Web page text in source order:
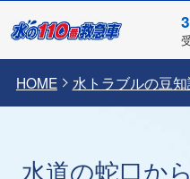
HOME 水トラブルの豆
水道の蛇口か